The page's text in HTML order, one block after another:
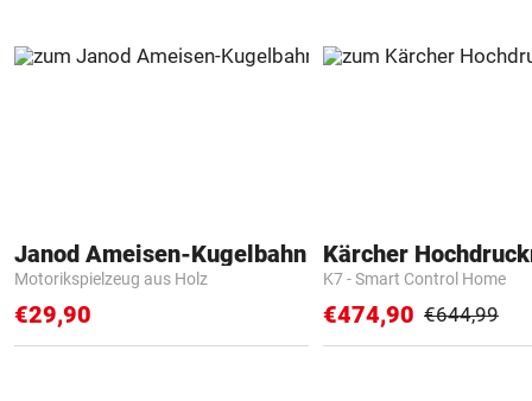
Janod Ameisen-Kugelbahn
Motorikspielzeug aus Holz
€29,90
Kärcher
K7 - Smart Control Home
€474,90 €644,99